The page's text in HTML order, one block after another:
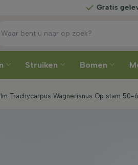
Kies zelfuw
Struiken Bomen
Trachycarpus Wagnerianus Op stam 50-